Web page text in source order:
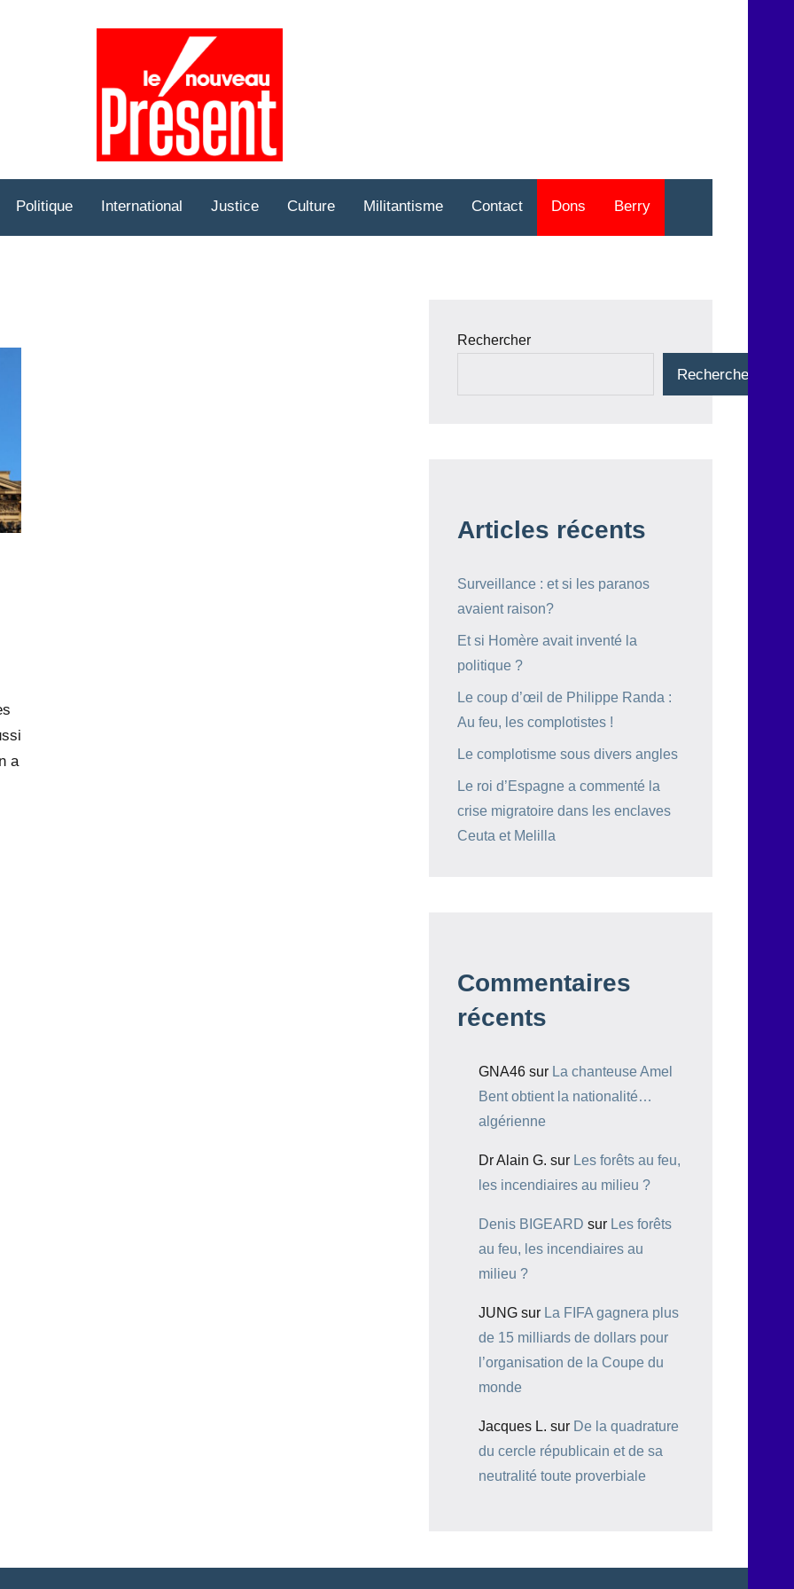
Politique International Justice Culture Militantisme Contact Dons Berry
a
Rechercher
Rechercher
Articles récents
Surveillance : et si les paranos
avaient raison?
Et si Homère avait inventé la
politique ?
Le coup d’œil de Philippe Randa :
Au feu, les complotistes !
Le complotisme sous divers angles
Le roi d’Espagne a commenté la
crise migratoire dans les enclaves
Ceuta et Melilla
Commentaires
récents
GNA46 sur La chanteuse Amel
Bent obtient la nationalité…
algérienne
Dr Alain G. sur Les forêts au feu,
les incendiaires au milieu ?
Denis BIGEARD sur Les forêts
au feu, les incendiaires au
milieu ?
JUNG sur La FIFA gagnera plus
de 15 milliards de dollars pour
l’organisation de la Coupe du
monde
Jacques L. sur De la quadrature
du cercle républicain et de sa
neutralité toute proverbiale